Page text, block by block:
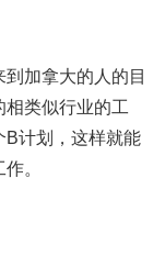
加拿大的人的目
类似行业的工
B计划，这样就能
。